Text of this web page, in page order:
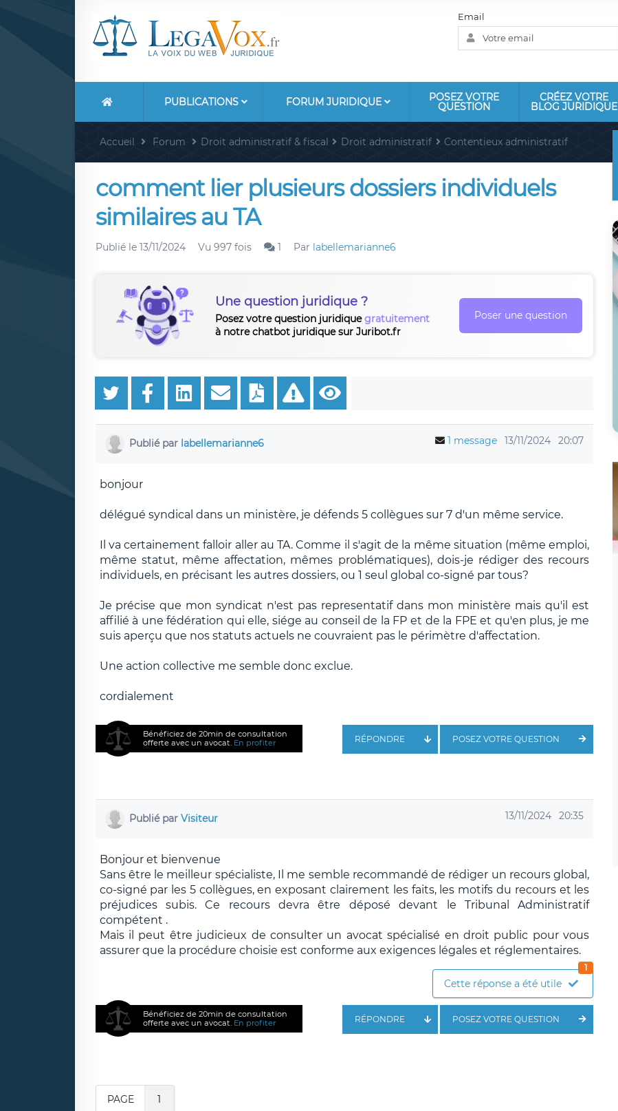
Email
PUBLICATIONS FORUM JURIDIQUE POSEZ VOTRE
QUESTION
CRÉEZ VOTRE
BLOG JURIDIQUE
Accueil Forum Droit administratif & fiscal Droit administratif Contentieux administratif
comment lier plusieurs dossiers individuels
similaires au TA
Publié le 13/11/2024 Vu 997 fois 1 Par labellemarianne6
Une question juridique ?
Posez votre question juridiquegratuitement
à notre chatbot juridique sur Juribot.fr
Poser une question
Publié par labellemarianne6 1 message 13/11/2024 20:07
bonjour
délégué syndical dans un ministère, je défends 5 collègues sur 7 d'un même service.
Il va certainement falloir aller au TA. Comme il s'agit de la même situation (même emploi,
même statut, même affectation, mêmes problématiques), dois-je rédiger des recours
individuels, en précisant les autres dossiers, ou 1 seul global co-signé par tous?
Je précise que mon syndicat n'est pas representatif dans mon ministère mais qu'il est
affilié à une fédération qui elle, siége au conseil de la FP et de la FPE et qu'en plus, je me
suis aperçu que nos statuts actuels ne couvraient pas le périmètre d'affectation.
Une action collective me semble donc exclue.
cordialement
Bénéficiez de 20min de consultation
offerte avec un avocat. En profiter POSEZ VOTRE QUESTION
RÉPONDRE
Publié par Visiteur 13/11/2024 20:35
Bonjour et bienvenue
Sans être le meilleur spécialiste, Il me semble recommandé de rédiger un recours global,
co-signé par les 5 collègues, en exposant clairement les faits, les motifs du recours et les
préjudices subis. Ce recours devra être déposé devant le Tribunal Administratif
compétent .
Mais il peut être judicieux de consulter un avocat spécialisé en droit public pour vous
assurer que la procédure choisie est conforme aux exigences légales et réglementaires.
Cette réponse a été utile
1
Bénéficiez de 20min de consultation
offerte avec un avocat. En profiter POSEZ VOTRE QUESTION
RÉPONDRE
PAGE 1